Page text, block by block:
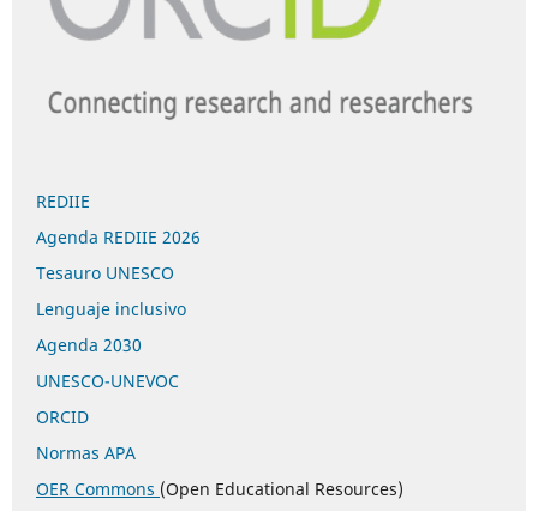
REDIIE
Agenda REDIIE 2026
Tesauro UNESCO
Lenguaje inclusivo
Agenda 2030
UNESCO-UNEVOC
ORCID
Normas APA
OER Commons (Open Educational Resources)